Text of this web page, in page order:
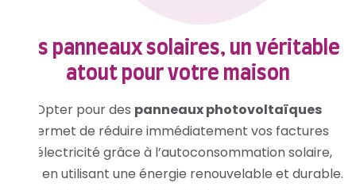
Les panneaux solaires, un véritable
atout pour votre maison
Opter pour des panneaux photovoltaïques
permet de réduire immédiatement vos factures
d’électricité grâce à l’autoconsommation solaire,
tout en utilisant une énergie renouvelable et durable.